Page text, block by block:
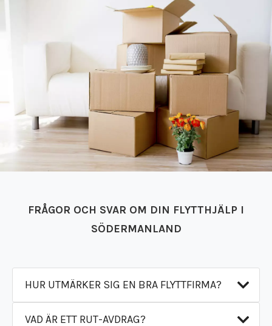
FRÅGOR OCH SVAR OM DIN FLYTTHJÄLP I
SÖDERMANLAND
HUR UTMÄRKER SIG EN BRA FLYTTFIRMA?
Vår flyttfirmaär proffs på säker hantering av
VAD ÄR ETT RUT-AVDRAG?